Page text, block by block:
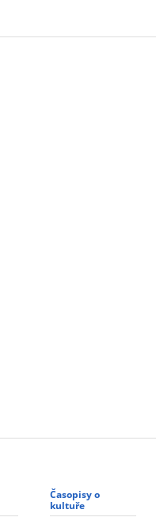
Časopisy o
kultuře